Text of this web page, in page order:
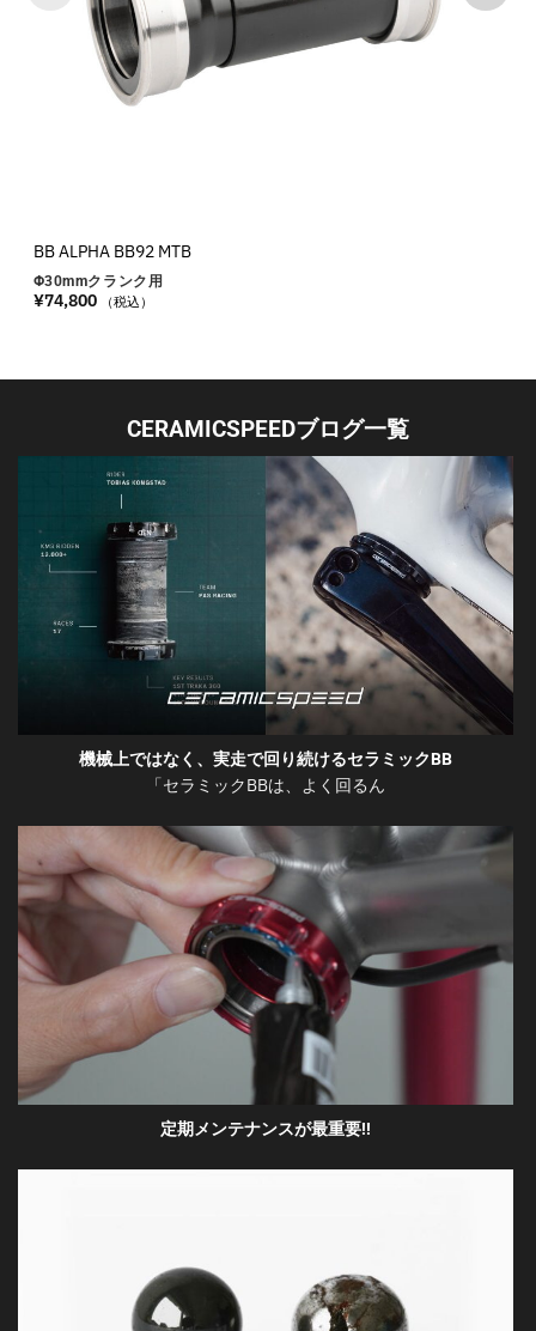
BB ALPHA BB92 MTB
Φ30mmクランク用
¥74,800 （税込）
CERAMICSPEEDブログ一覧
機械上ではなく、実走で回り続けるセラミックBB
「セラミックBBは、よく回るん
定期メンテナンスが最重要!!